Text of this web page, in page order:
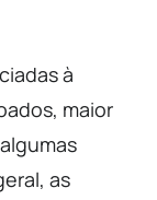
à
maior
as